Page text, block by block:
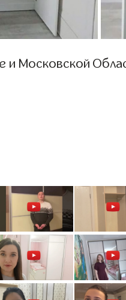
и Московской